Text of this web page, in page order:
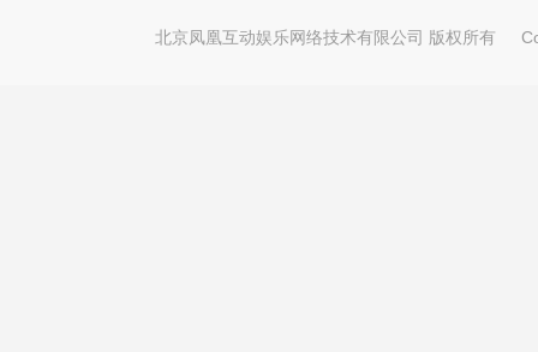
北京凤凰互动娱乐网络技术有限公司 版权所有